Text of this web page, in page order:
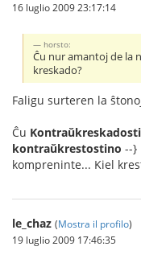
16 luglio 2009 23:17:14
horsto:
Ĉu nur amantoj de la
kreskado?
Faligu surteren la
Ĉu
kontraŭkrestostino --}
kompreninte... Kiel
le_chaz (Mostra il profilo)
19 luglio 2009 17:46:35